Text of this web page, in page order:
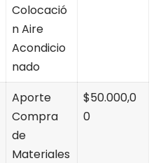
Colocació
n Aire
Acondicio
nado
Aporte
Compra
de
Materiales
$50.000,0
0